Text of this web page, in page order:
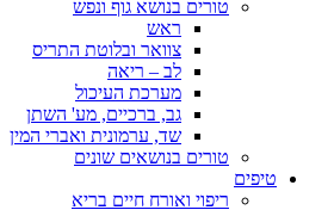
טורים בנושא גוף ונפש
ראש
צוואר ובלוטת התריס
לב – ריאה
מערכת העיכול
גב, ברכיים, מע' השתן
שד, ערמונית ואברי המין
טורים בנושאים שונים
טיפים
ריפוי ואורח חיים בריא